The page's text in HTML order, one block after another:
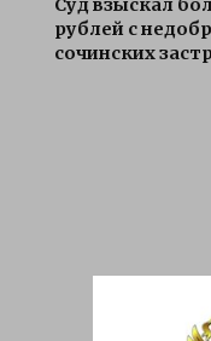
Суд взыскал
рублей с
сочинских